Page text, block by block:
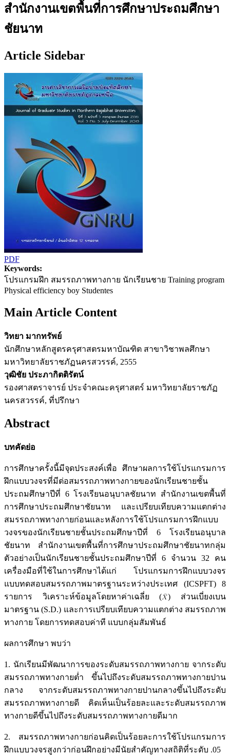
สำนักงานเขตพื้นที่การศึกษาประถมศึกษา
ชัยนาท
Article Sidebar
PDF
Keywords:
โปรแกรมฝึก สมรรถภาพทางกาย นักเรียนชาย Training program
Physical efficiency boy Studentes
Main Article Content
วิทยา มากทรัพย์
นักศึกษาหลักสูตรครุศาสตรมหาบัณฑิต สาขาวิชาพลศึกษา
มหาวิทยาลัยราชภัฏนครสวรรค์, 2555
วุฒิชัย ประภากิตติรัตน์
รองศาสตราจารย์ ประจำคณะครุศาสตร์ มหาวิทยาลัยราชภัฏ
นครสวรรค์, ที่ปรึกษา
Abstract
บทคัดย่อ
การศึกษาครั้งนี้มีจุดประสงค์เพื่อ ศึกษาผลการใช้โปรแกรมการ
ฝึกแบบวงจรที่มีต่อสมรรถภาพทางกายของนักเรียนชายชั้น
ประถมศึกษาปีที่ 6 โรงเรียนอนุบาลชัยนาท สำนักงานเขตพื้นที่
การศึกษาประถมศึกษาชัยนาท และเปรียบเทียบความแตกต่าง
สมรรถภาพทางกายก่อนและหลังการใช้โปรแกรมการฝึกแบบ
วงจรของนักเรียนชายชั้นประถมศึกษาปีที่ 6 โรงเรียนอนุบาล
ชัยนาท สำนักงานเขตพื้นที่การศึกษาประถมศึกษาชัยนาทกลุ่ม
ตัวอย่างเป็นนักเรียนชายชั้นประถมศึกษาปีที่ 6 จำนวน 32 คน
เครื่องมือที่ใช้ในการศึกษาได้แก่ โปรแกรมการฝึกแบบวงจร
แบบทดสอบสมรรถภาพมาตรฐานระหว่างประเทศ (ICSPFT) 8
รายการ วิเคราะห์ข้อมูลโดยหาค่าเฉลี่ย (
) ส่วนเบี่ยงเบน
มาตรฐาน (S.D.) และการเปรียบเทียบความแตกต่าง สมรรถภาพ
ทางกาย โดยการทดสอบค่าที แบบกลุ่มสัมพันธ์
ผลการศึกษา พบว่า
1. นักเรียนมีพัฒนาการของระดับสมรรถภาพทางกาย จากระดับ
สมรรถภาพทางกายต่ำ ขึ้นไปถึงระดับสมรรถภาพทางกายปาน
กลาง จากระดับสมรรถภาพทางกายปานกลางขึ้นไปถึงระดับ
สมรรถภาพทางกายดี คิดเห็นเป็นร้อยละและระดับสมรรถภาพ
ทางกายดีขึ้นไปถึงระดับสมรรถภาพทางกายดีมาก
2. สมรรถภาพทางกายก่อนคิดเป็นร้อยละการใช้โปรแกรมการ
ฝึกแบบวงจรสูงกว่าก่อนฝึกอย่างมีนัยสำคัญทางสถิติที่ระดับ .05